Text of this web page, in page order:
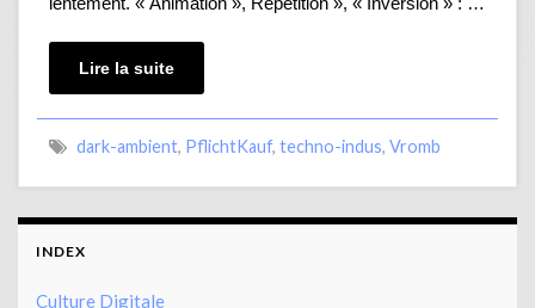
Lire la suite
dark-ambient, PflichtKauf, techno-indus, Vromb
INDEX
Culture Digitale